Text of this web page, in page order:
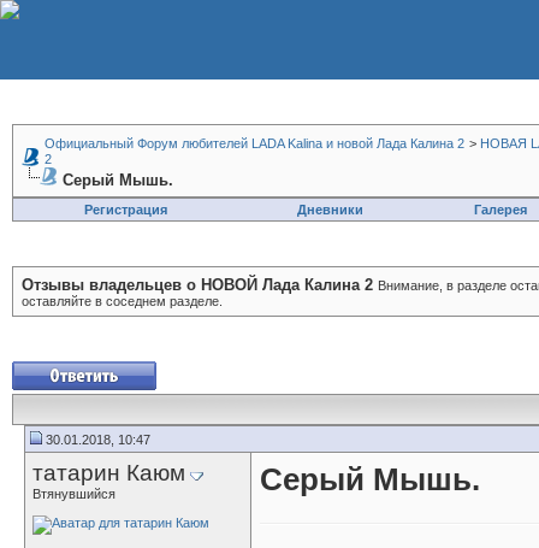
Официальный Форум любителей LADA Kalina и новой Лада Калина 2 > НОВАЯ
2
Серый Мышь.
Регистрация Дневники Галерея
Отзывы владельцев о НОВОЙ Лада Калина 2 Внимание, в разделе
оставляйте в соседнем разделе.
30.01.2018, 10:47
татарин Каюм
Втянувшийся Серый Мышь.